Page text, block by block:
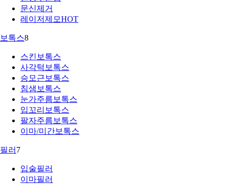
문신제거
레이저제모HOT
보톡스8
스킨보톡스
사각턱보톡스
승모근보톡스
침샘보톡스
눈가주름보톡스
입꼬리보톡스
팔자주름보톡스
이마/미간보톡스
필러 7
입술필러
이마필러